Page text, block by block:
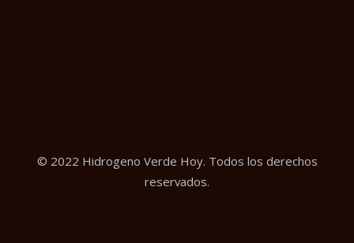
© 2022 Hidrogeno Verde Hoy. Todos los derechos
reservados.